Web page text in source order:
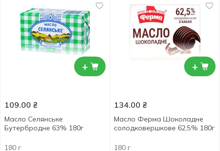
+
109.00 ₴
Масло Селянське
Бутербродне 63% 180г
180 г
+
134.00 ₴
Масло Ферма Шоколадне
солодковершкове 62,5% 180г
180 г